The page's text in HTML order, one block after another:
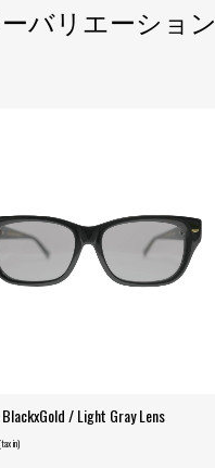
バリエーション
/ Light Gray Lens
(tax in)